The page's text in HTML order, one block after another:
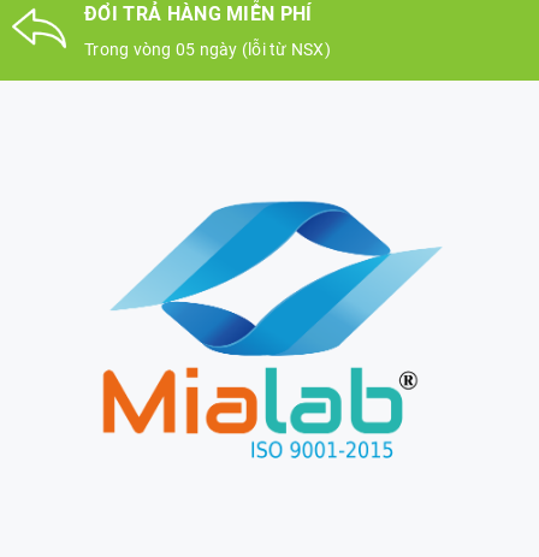
ĐỔI TRẢ HÀNG MIỄN PHÍ
Trong vòng 05 ngày (lỗi từ NSX)